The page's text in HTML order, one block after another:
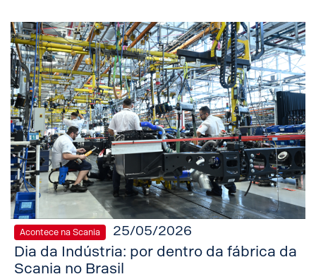
Acontece na Scania 25/05/2026
Dia da Indústria: por dentro da fábrica da
Scania no Brasil